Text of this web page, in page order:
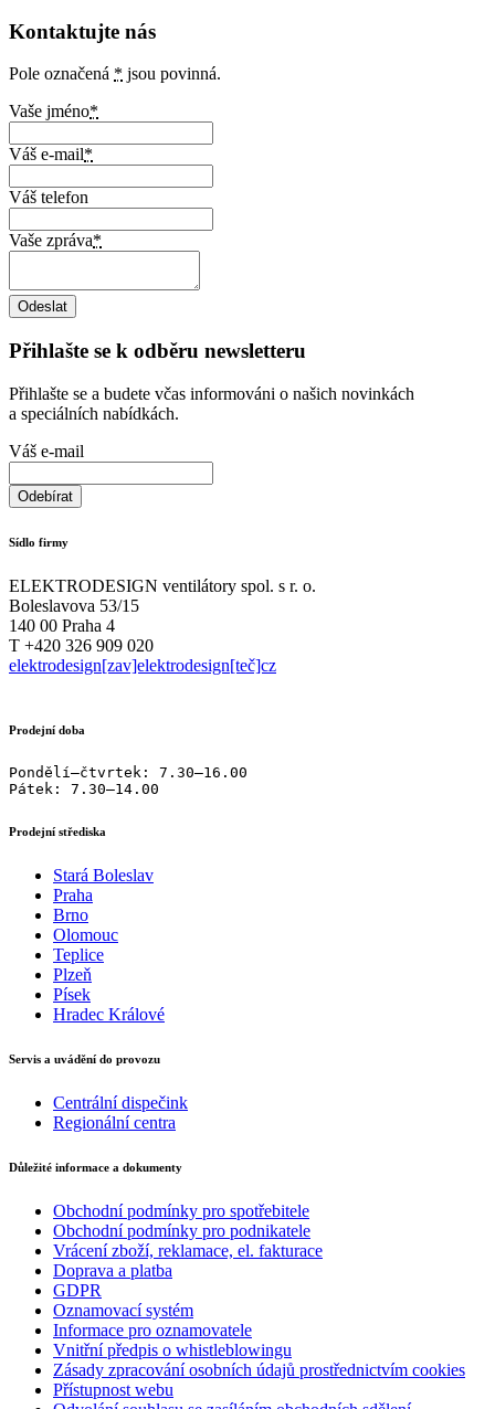
Kontaktujte nás
Pole označená * jsou povinná.
Vaše jméno*
Váš e-mail*
Váš telefon
Vaše zpráva*
Přihlašte se k odběru newsletteru
Přihlašte se a budete včas informováni o našich novinkách
a speciálních nabídkách.
Váš e-mail
Sídlo firmy
ELEKTRODESIGN ventilátory spol. s r. o.
Boleslavova 53/15
140 00 Praha 4
T +420 326 909 020
elektrodesign[zav]elektrodesign[teč]cz
Prodejní doba
Pondělí–čtvrtek: 7.30–16.00
Pátek: 7.30–14.00
Prodejní střediska
Stará Boleslav
Praha
Brno
Olomouc
Teplice
Plzeň
Písek
Hradec Králové
Servis a uvádění do provozu
Centrální dispečink
Regionální centra
Důležité informace a dokumenty
Obchodní podmínky pro spotřebitele
Obchodní podmínky pro podnikatele
Vrácení zboží, reklamace, el. fakturace
Doprava a platba
GDPR
Oznamovací systém
Informace pro oznamovatele
Vnitřní předpis o whistleblowingu
Zásady zpracování osobních údajů prostřednictvím cookies
Přístupnost webu